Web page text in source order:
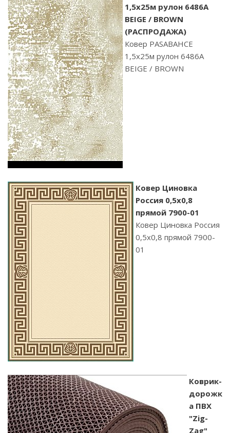
1,5х25м рулон 6486A
BEIGE / BROWN
(РАСПРОДАЖА)
Ковер PASABAHCE
1,5х25м рулон 6486A
BEIGE / BROWN
Ковер Циновка
Россия 0,5х0,8
прямой 7900-01
Ковер Циновка Россия
0,5х0,8 прямой 7900-
01
Коврик-
дорожк
а ПВХ
"Zig-
Zag"